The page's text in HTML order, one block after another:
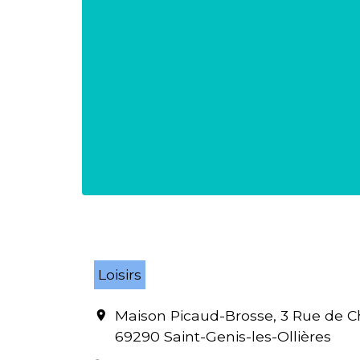
Loisirs
location_on
Maison Picaud-Brosse, 3 Rue de
69290 Saint-Genis-les-Ollières